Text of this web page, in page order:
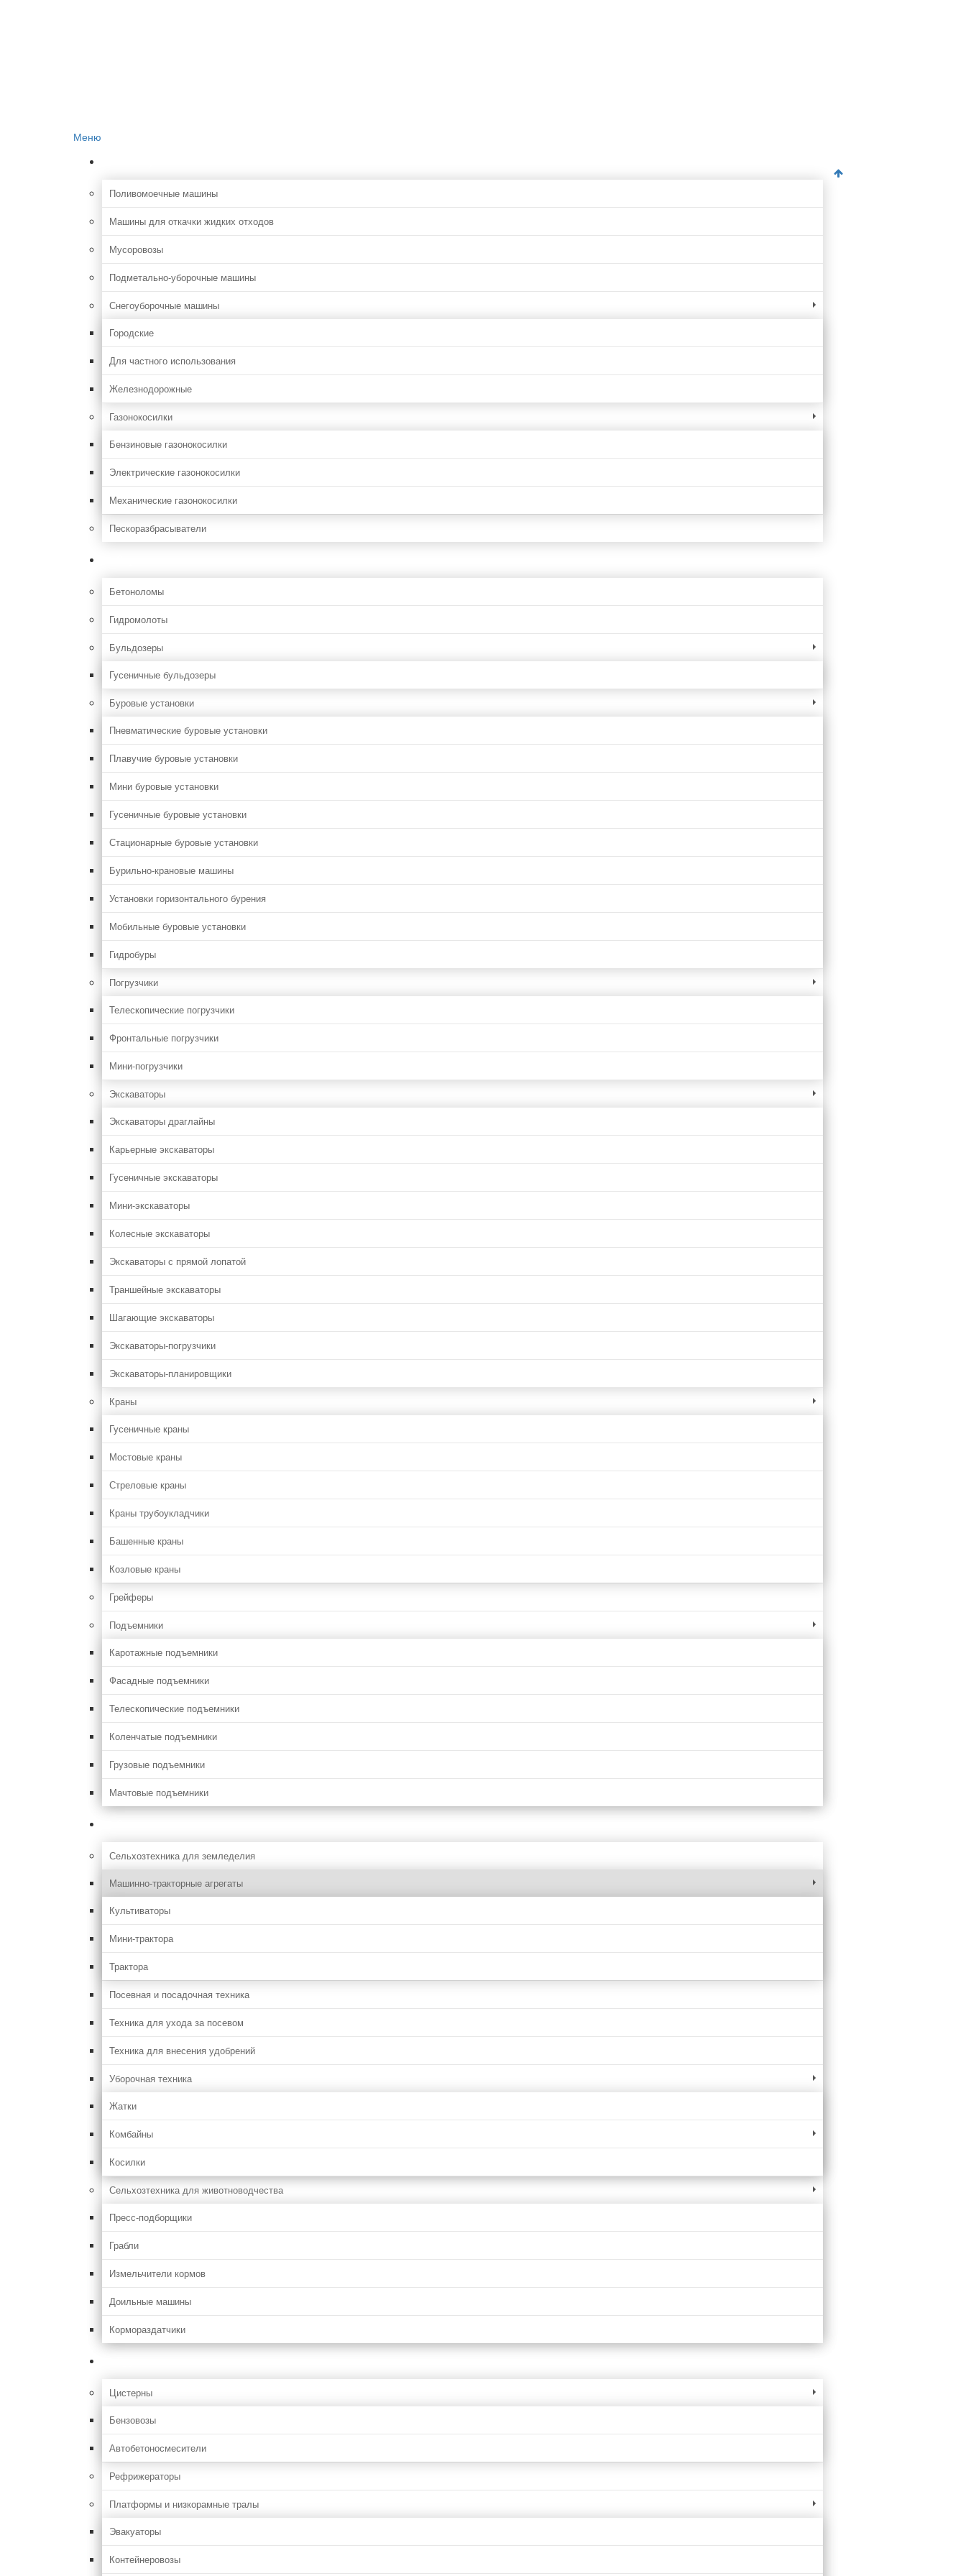
Меню
Поливомоечные машины
Машины для откачки жидких отходов
Мусоровозы
Подметально-уборочные машины
Снегоуборочные машины
Городские
Для частного использования
Железнодорожные
Газонокосилки
Бензиновые газонокосилки
Электрические газонокосилки
Механические газонокосилки
Пескоразбрасыватели
Бетоноломы
Гидромолоты
Бульдозеры
Гусеничные бульдозеры
Буровые установки
Пневматические буровые установки
Плавучие буровые установки
Мини буровые установки
Гусеничные буровые установки
Стационарные буровые установки
Бурильно-крановые машины
Установки горизонтального бурения
Мобильные буровые установки
Гидробуры
Погрузчики
Телескопические погрузчики
Фронтальные погрузчики
Мини-погрузчики
Экскаваторы
Экскаваторы драглайны
Карьерные экскаваторы
Гусеничные экскаваторы
Мини-экскаваторы
Колесные экскаваторы
Экскаваторы с прямой лопатой
Траншейные экскаваторы
Шагающие экскаваторы
Экскаваторы-погрузчики
Экскаваторы-планировщики
Краны
Гусеничные краны
Мостовые краны
Стреловые краны
Краны трубоукладчики
Башенные краны
Козловые краны
Грейферы
Подъемники
Каротажные подъемники
Фасадные подъемники
Телескопические подъемники
Коленчатые подъемники
Грузовые подъемники
Мачтовые подъемники
Сельхозтехника для земледелия
Машинно-тракторные агрегаты
Культиваторы
Мини-трактора
Трактора
Посевная и посадочная техника
Техника для ухода за посевом
Техника для внесения удобрений
Уборочная техника
Жатки
Комбайны
Косилки
Сельхозтехника для животноводчества
Пресс-подборщики
Грабли
Измельчители кормов
Доильные машины
Кормораздатчики
Цистерны
Бензовозы
Автобетоносмесители
Рефрижераторы
Платформы и низкорамные тралы
Эвакуаторы
Контейнеровозы